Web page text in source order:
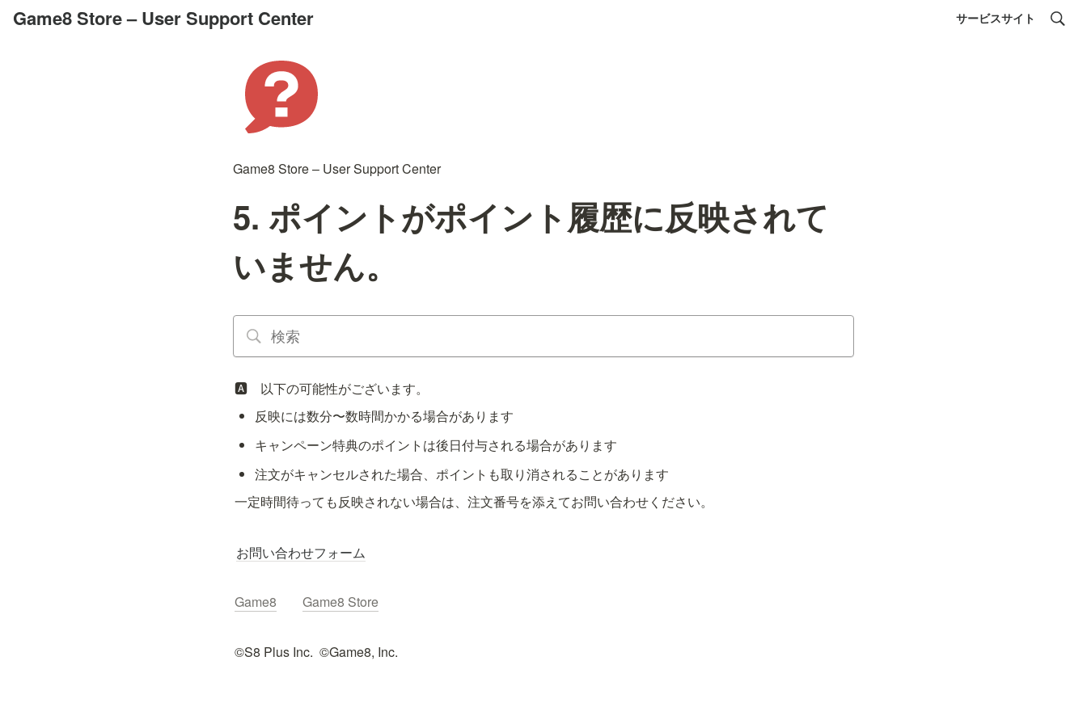
Game8 Store – User Support Center サービスサイト
Game8 Store – User Support Center
5. ポイントがポイント履歴に反映されて
いません。
🅰️　以下の可能性がございます。
反映には数分〜数時間かかる場合があります
キャンペーン特典のポイントは後日付与される場合があります
注文がキャンセルされた場合、ポイントも取り消されることがあります
一定時間待っても反映されない場合は、注文番号を添えてお問い合わせください。
お問い合わせフォーム
Game8 Game8 Store
©︎S8 Plus Inc.  ©︎Game8, Inc.